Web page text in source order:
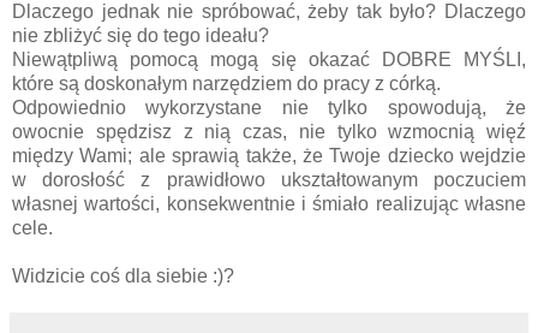
Dlaczego jednak nie spróbować, żeby tak było? Dlaczego
nie zbliżyć się do tego ideału?
Niewątpliwą pomocą mogą się okazać DOBRE MYŚLI,
które są doskonałym narzędziem do pracy z córką.
Odpowiednio wykorzystane nie tylko spowodują, że
owocnie spędzisz z nią czas, nie tylko wzmocnią więź
między Wami; ale sprawią także, że Twoje dziecko wejdzie
w dorosłość z prawidłowo ukształtowanym poczuciem
własnej wartości, konsekwentnie i śmiało realizując własne
cele.
Widzicie coś dla siebie :)?